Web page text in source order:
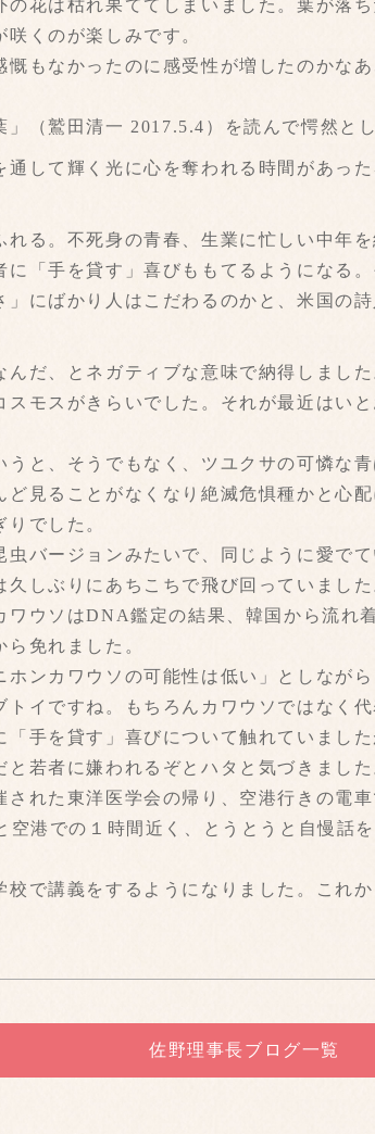
の花は枯れ果ててしまいました。葉が落
くのが楽しみです。
もなかったのに感受性が増したのかな
（鷲田清一 2017.5.4）を読んで愕然とし
して輝く光に心を奪われる時間があった
る。不死身の青春、生業に忙しい中年
「手を貸す」喜びももてるようになる
にばかり人はこだわるのかと、米国の
だ、とネガティブな意味で納得しました
モスがきらいでした。それが最近はい
うと、そうでもなく、ツユクサの可憐な
ど見ることがなくなり絶滅危惧種かと心
でした。
バージョンみたいで、同じように愛で
しぶりにあちこちで飛び回っていまし
ワウソはDNA鑑定の結果、韓国から流れ
免れました。
ンカワウソの可能性は低い」としなが
イですね。もちろんカワウソではなく代
「手を貸す」喜びについて触れていまし
若者に嫌われるぞとハタと気づきました
された東洋医学会の帰り、空港行きの電
空港での１時間近く、とうとうと自慢話
で講義をするようになりました。これ
佐野理事長ブログ一覧